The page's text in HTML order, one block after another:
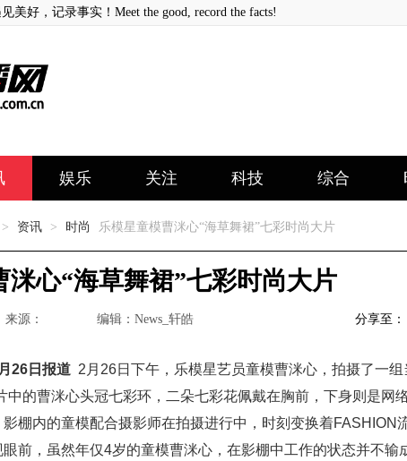
美好，记录事实！Meet the good, record the facts!
娱乐 关注 科技 综合
> 资讯 > 时尚 乐模星童模曹洣心“海草舞裙”七彩时尚大片
洣心“海草舞裙”七彩时尚大片
来源： 编辑：News_轩皓 分享至：
26日报道 2月26日下午，乐模星艺员童模曹洣心，拍摄了一
中的曹洣心头冠七彩环，二朵七彩花佩戴在胸前，下身则是网
棚内的童模配合摄影师在拍摄进行中，时刻变换着FASHION
前，虽然年仅4岁的童模曹洣心，在影棚中工作的状态并不输